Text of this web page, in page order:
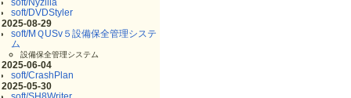
soft/DVDStyler
2025-08-29
soft/MＱUSv５設備保全管理システ
ム
設備保全管理システム
2025-06-04
soft/CrashPlan
2025-05-30